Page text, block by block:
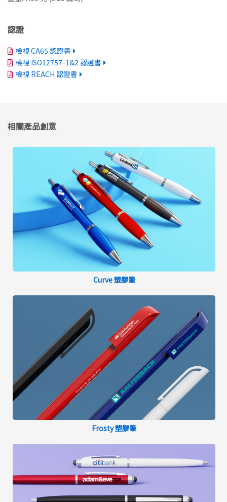
認證
檢視 CA65 認證書
檢視 ISO12757-1&2 認證書
檢視 REACH 認證書
相關產品創意
Curve 塑膠筆
Frosty 塑膠筆